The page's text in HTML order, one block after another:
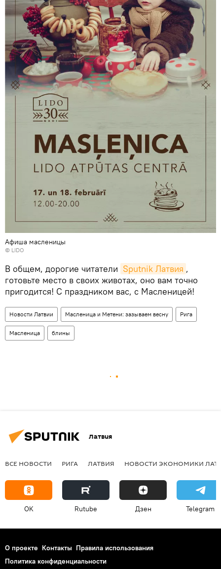
Афиша масленицы
© LIDO
В общем, дорогие читатели Sputnik Латвия ,
готовьте место в своих животах, оно вам точно
пригодится! С праздником вас, с Масленицей!
Новости Латвии Масленица и Метени: зазываем весну Рига
Масленица блины
Латвия
ВСЕ НОВОСТИ РИГА ЛАТВИЯ НОВОСТИ ЭКОНОМИКИ
OK Rutube Дзен Telegram
О проекте Контакты Правила использования
Политика конфиденциальности